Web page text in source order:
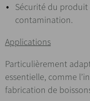
Sécurité du
contamination.
Applications
Particulièrement
essentielle, comme
fabrication de